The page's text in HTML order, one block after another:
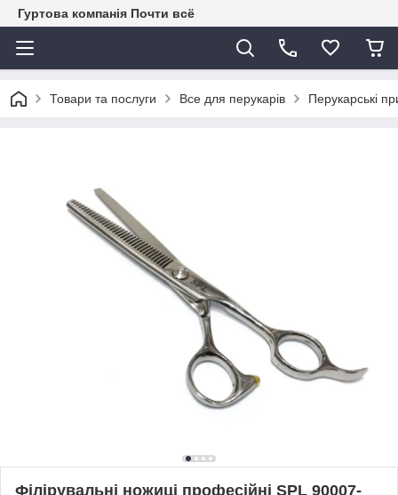
Гуртова компанія Почти всё
Товари та послуги Все для перукарів Перукарські
Філірувальні ножиці професійні SPL 90007-